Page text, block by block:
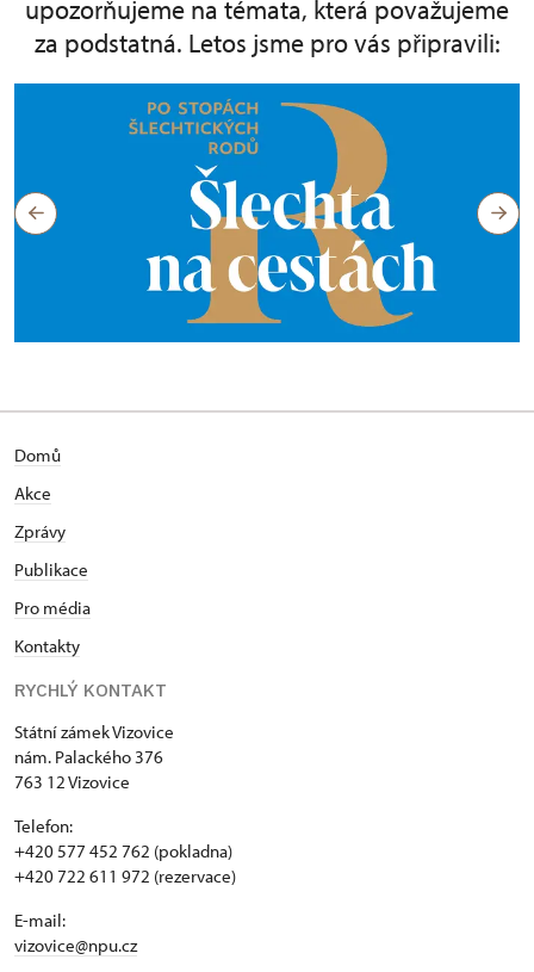
upozorňujeme na témata, která považujeme
za podstatná. Letos jsme pro vás připravili:
Domů
Akce
Zprávy
Publikace
Pro média
Kontakty
RYCHLÝ KONTAKT
Státní zámek Vizovice
nám. Palackého 376
763 12 Vizovice
Telefon:
+420 577 452 762 (pokladna)
+420 722 611 972 (rezervace)
E-mail:
vizovice@npu.cz